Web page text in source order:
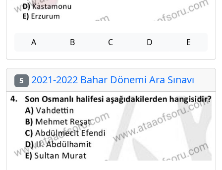
A B C D E
5 2021-2022 Bahar Dönemi Ara Sınavı